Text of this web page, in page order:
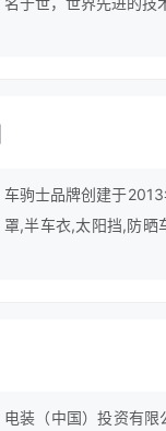
车驹士品牌创建于
罩,半车衣,太阳挡,防晒
电装（中国）投资有